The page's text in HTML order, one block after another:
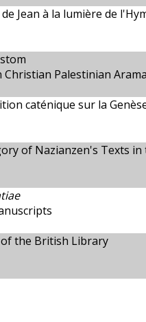
Jean à la lumière de
Palestinian
caténique sur la
of Nazianzen's Texts in
the British Library